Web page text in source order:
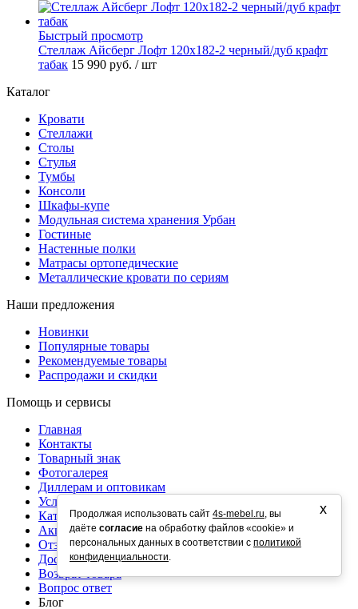
Быстрый просмотр
Стеллаж Айсберг Лофт 120х182-2 черный/дуб крафт
табак 15 990 руб. / шт
Каталог
Кровати
Стеллажи
Столы
Стулья
Тумбы
Консоли
Шкафы-купе
Модульная система хранения Урбан
Гостиные
Настенные полки
Матрасы ортопедические
Металлические кровати по сериям
Наши предложения
Новинки
Популярные товары
Рекомендуемые товары
Распродажи и скидки
Помощь и сервисы
Главная
Контакты
Товарный знак
Фотогалерея
Диллерам и оптовикам
Услуги
Каталог
Акции
Отзывы
Доставка
Возврат товара
Вопрос ответ
Блог
Продолжая использовать сайт 4s-mebel.ru, вы
даёте согласие на обработку файлов «cookie» и
персональных данных в соответствии с политикой
конфиденциальности.
х